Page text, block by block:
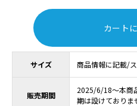
サイズ 商品情報に記載/
販売期間
2025/6/18～本商
期は設けておりま
カート